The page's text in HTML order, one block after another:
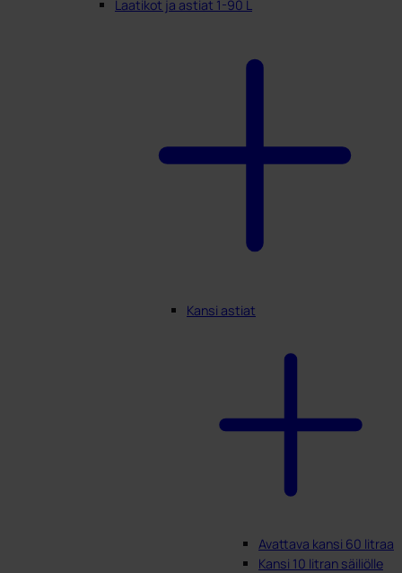
Laatikot ja astiat 1-90 L
Kansi astiat
Avattava kansi 60 litraa
Kansi 10 litran säiliölle